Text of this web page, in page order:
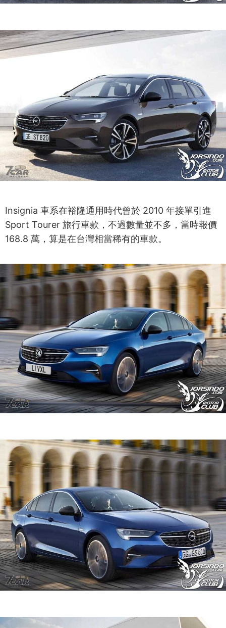
Insignia 車系在裕隆通用時代曾於 2010 年接單引進
Sport Tourer 旅行車款，不過數量並不多，當時報價
168.8 萬，算是在台灣相當稀有的車款。